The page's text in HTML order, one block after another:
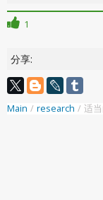
1
分享:
Main / research / 适